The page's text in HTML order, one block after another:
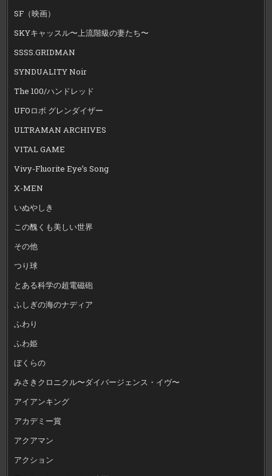
SF（映画）
SKYキャッスル〜上流階級の妻たち〜
SSSS.GRIDMAN
SYNDUALITY Noir
The 100/ハンドレッド
UFOロボ グレンダイザー
ULTRAMAN ARCHIVES
VITAL GAME
Vivy-Fluorite Eye’s Song
X-MEN
いぬやしき
この醜くも美しい世界
その他
つり球
とある科学の超電磁砲
ふしぎの海のナディア
ふわり
ふわ姫
ぼくらの
みさきクロニクル〜ダイバージェンス・イヴ〜
アイアンキング
アカデミー賞
アクアマン
アクション